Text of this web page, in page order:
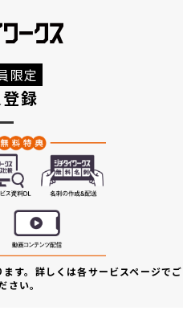
限定
録
す。詳しくは各サービスページでご
さい。